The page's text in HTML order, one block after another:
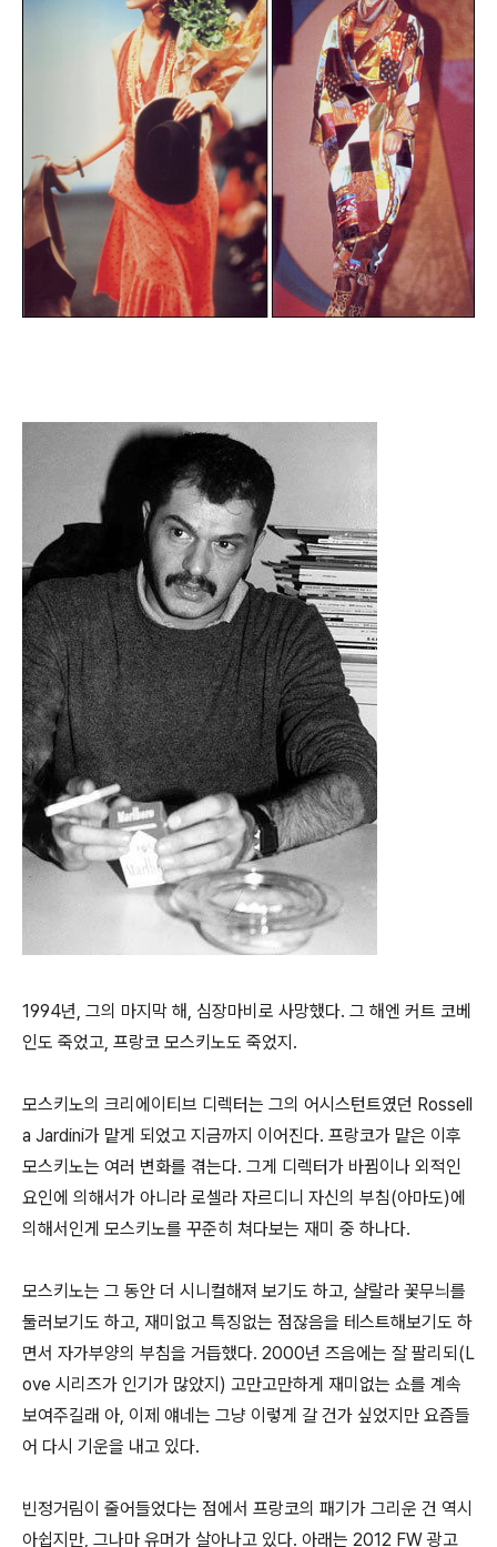
1994년, 그의 마지막 해, 심장마비로 사망했다. 그 해엔 커트 코베
인도 죽었고, 프랑코 모스키노도 죽었지.
모스키노의 크리에이티브 디렉터는 그의 어시스턴트였던 Rossell
a Jardini가 맡게 되었고 지금까지 이어진다. 프랑코가 맡은 이후
모스키노는 여러 변화를 겪는다. 그게 디렉터가 바뀜이나 외적인
요인에 의해서가 아니라 로셀라 자르디니 자신의 부침(아마도)에
의해서인게 모스키노를 꾸준히 쳐다보는 재미 중 하나다.
모스키노는 그 동안 더 시니컬해져 보기도 하고, 샬랄라 꽃무늬를
둘러보기도 하고, 재미없고 특징없는 점잖음을 테스트해보기도 하
면서 자가부양의 부침을 거듭했다. 2000년 즈음에는 잘 팔리되(L
ove 시리즈가 인기가 많았지) 고만고만하게 재미없는 쇼를 계속
보여주길래 아, 이제 얘네는 그냥 이렇게 갈 건가 싶었지만 요즘들
어 다시 기운을 내고 있다.
빈정거림이 줄어들었다는 점에서 프랑코의 패기가 그리운 건 역시
아쉽지만, 그나마 유머가 살아나고 있다. 아래는 2012 FW 광고